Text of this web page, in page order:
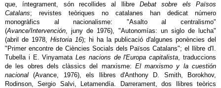
que, íntegrament, són recollides al llibre Debat sobre els Països
Catalans; revistes teòriques no catalanes han dedicat número
monogràfics al nacionalisme: "Asalto al centralismo"
(Avance/Intervención, juny de 1976), "Autonomías: un siglo de lucha"
(abril de 1978, Historia 16); hi ha la publicació d'algunes ponències del
"Primer encontre de Ciències Socials dels Països Catalans"; el llibre d'I.
Tubella i E. VinyamataLes nacions de l'Europa capitalista, traduccions
de les obres dels clàssics del marxisme: El marxismo y la cuestión
nacional (Avance, 1976), els llibres d'Anthony D. Smith, Borokhov,
Rodinson, Sergio Salvi, Letamendía. Darrerament, dos llibres teòrics